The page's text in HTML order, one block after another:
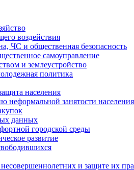
воздействия
ЧС и общественная безопасность
самоуправление
и землеустройство
политика
населения
неформальной занятости населения
данных
городской среды
развитие
и защите их